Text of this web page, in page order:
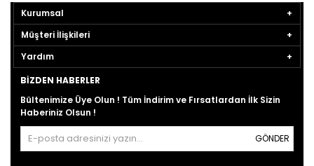
Kurumsal
Müşteri İlişkileri
Yardım
BIZDEN HABERLER
Bültenimize Üye Olun ! Tüm İndirim ve Fırsatlardan İlk Sizin
Haberiniz Olsun !
GÖNDER